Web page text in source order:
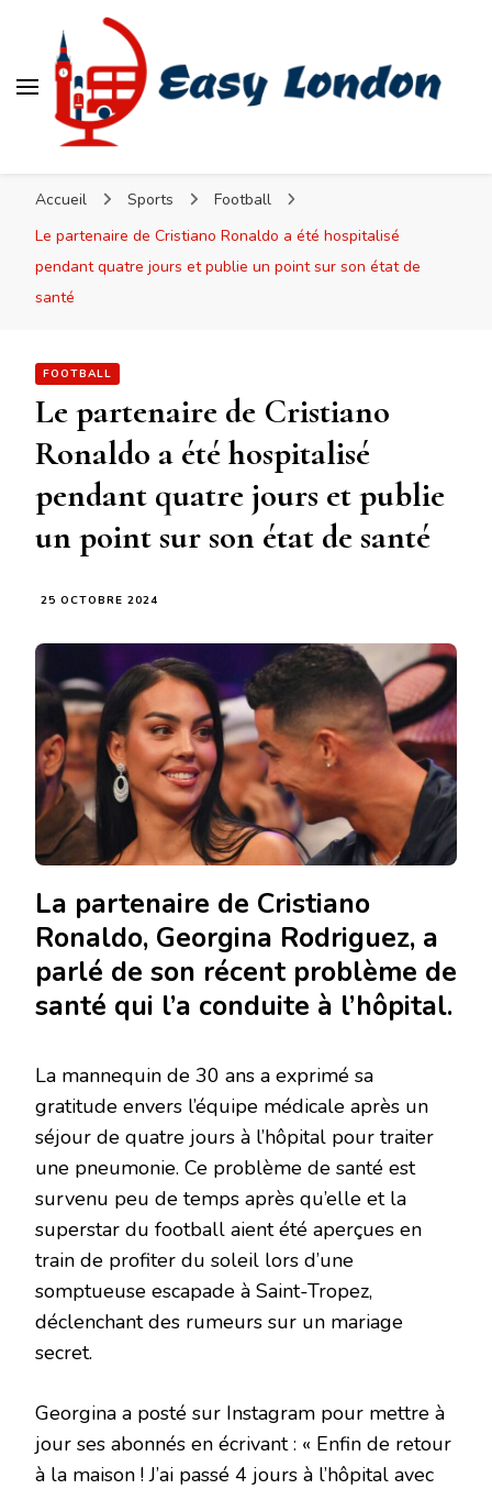
Accueil Sports
Football
Le partenaire de Cristiano Ronaldo a été hospitalisé
pendant quatre jours et publie un point sur son état de
santé
FOOTBALL
Le partenaire de Cristiano
Ronaldo a été hospitalisé
pendant quatre jours et publie
un point sur son état de santé
25 OCTOBRE 2024
La partenaire de Cristiano
Ronaldo, Georgina Rodriguez, a
parlé de son récent problème de
santé qui l’a conduite à l’hôpital.
La mannequin de 30 ans a exprimé sa
gratitude envers l’équipe médicale après un
séjour de quatre jours à l’hôpital pour traiter
une pneumonie. Ce problème de santé est
survenu peu de temps après qu’elle et la
superstar du football aient été aperçues en
train de profiter du soleil lors d’une
somptueuse escapade à Saint-Tropez,
déclenchant des rumeurs sur un mariage
secret.
Georgina a posté sur Instagram pour mettre à
jour ses abonnés en écrivant : « Enfin de retour
à la maison ! J’ai passé 4 jours à l’hôpital avec